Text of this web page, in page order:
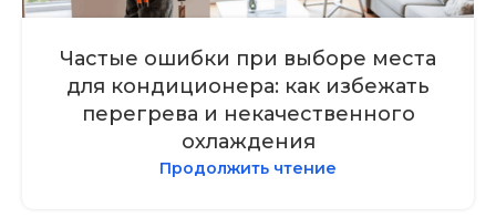
Частые ошибки при выборе места
для кондиционера: как избежать
перегрева и некачественного
охлаждения
Продолжить чтение